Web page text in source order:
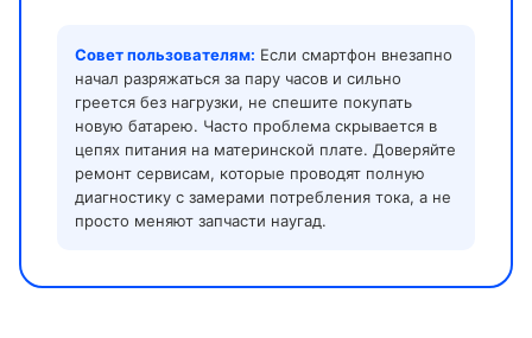
Совет пользователям: Если смартфон внезапно
начал разряжаться за пару часов и сильно
греется без нагрузки, не спешите покупать
новую батарею. Часто проблема скрывается в
цепях питания на материнской плате. Доверяйте
ремонт сервисам, которые проводят полную
диагностику с замерами потребления тока, а не
просто меняют запчасти наугад.